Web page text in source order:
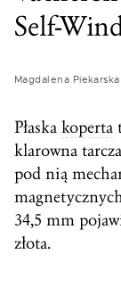
Self-
Magdalena Piekarska
Płaska koperta
klarowna
pod nią
34,5 mm
złota.